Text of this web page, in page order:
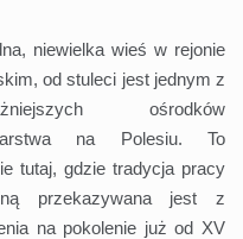
niewielka wieś w rejonie
od stuleci jest jednym z
ośrodków
na Polesiu. To
tutaj, gdzie tradycja pracy
przekazywana jest z
na pokolenie już od XV